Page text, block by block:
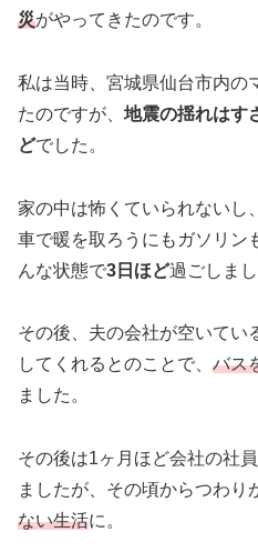
災がやってきたのです。
私は当時、宮城県仙台市内の
たのですが、 地震の揺れはす
どでした。
家の中は怖くていられないし
車で暖を取ろうにもガソリン
んな状態で3日ほど過ごしまし
その後、夫の会社が空いてい
してくれるとのことで、 バス
ました。
その後は1ヶ月ほど会社の社
ましたが、その頃からつわり
ない生活に。